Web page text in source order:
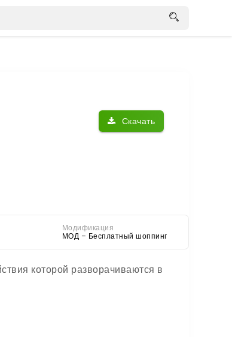
Скачать
Модификация
МОД – Бесплатный шоппинг
которой разворачиваются в